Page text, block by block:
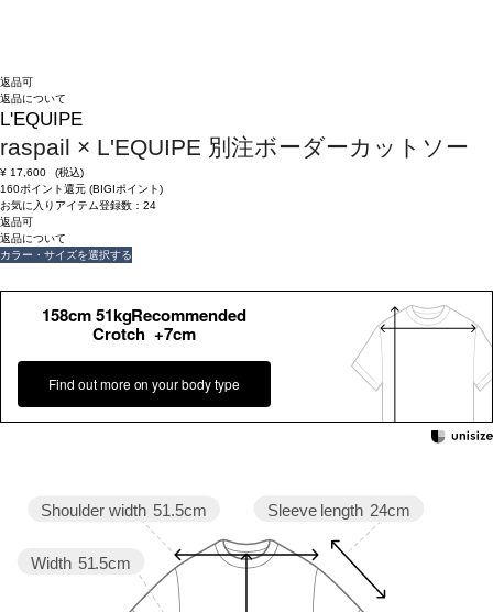
返品可
返品について
L'EQUIPE
raspail × L'EQUIPE 別注ボーダーカットソー
¥ 17,600
(税込)
160ポイント還元 (BIGIポイント)
お気に入りアイテム登録数： 24
返品可
返品について
カラー・サイズを選択する
158cm 51kgRecommended
Crotch +7cm
Find out more on your body type
Sleeve length 24cm
Width 51.5cm
Shoulder width 51.5cm